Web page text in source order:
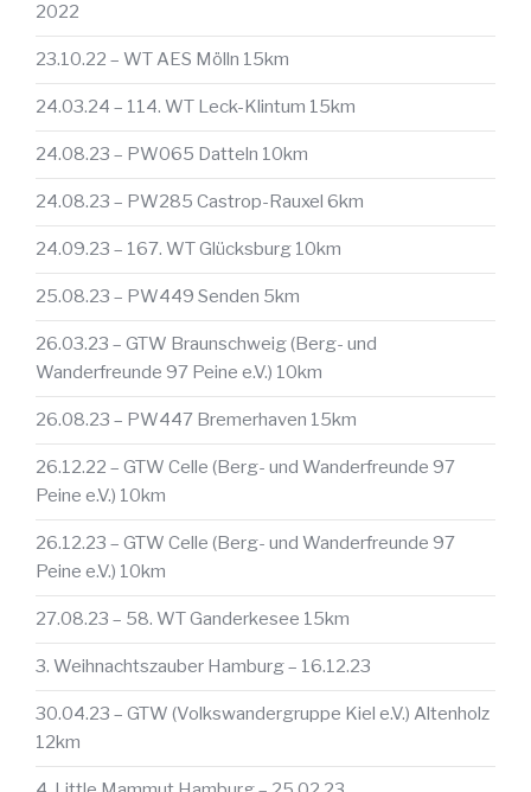
2022
23.10.22 – WT AES Mölln 15km
24.03.24 – 114. WT Leck-Klintum 15km
24.08.23 – PW065 Datteln 10km
24.08.23 – PW285 Castrop-Rauxel 6km
24.09.23 – 167. WT Glücksburg 10km
25.08.23 – PW449 Senden 5km
26.03.23 – GTW Braunschweig (Berg- und
Wanderfreunde 97 Peine e.V.) 10km
26.08.23 – PW447 Bremerhaven 15km
26.12.22 – GTW Celle (Berg- und Wanderfreunde 97
Peine e.V.) 10km
26.12.23 – GTW Celle (Berg- und Wanderfreunde 97
Peine e.V.) 10km
27.08.23 – 58. WT Ganderkesee 15km
3. Weihnachtszauber Hamburg – 16.12.23
30.04.23 – GTW (Volkswandergruppe Kiel e.V.) Altenholz
12km